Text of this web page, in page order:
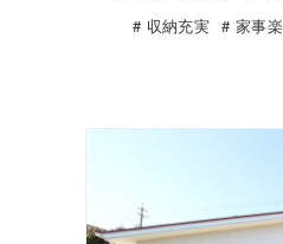
収納充実
家事楽